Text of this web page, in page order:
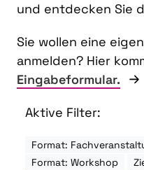
und entdecken Sie
Sie wollen eine
anmelden? Hier
Eingabeformular.
Aktive Filter:
Format:
Format: Workshop